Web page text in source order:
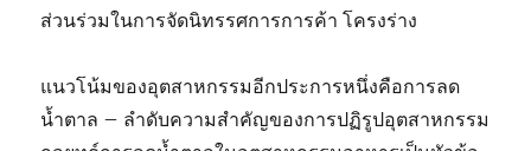
ส่วนร่วมในการจัดนิทรรศการการค้า โครงร่าง
แนวโน้มของอุตสาหกรรมอีกประการหนึ่งคือการลด
น้ำตาล – ลำดับความสำคัญของการปฏิรูปอุตสาหกรรม